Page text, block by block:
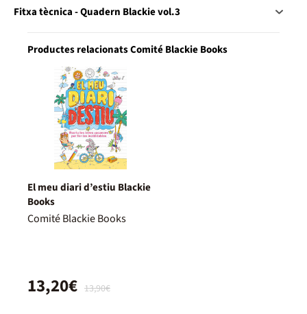
Fitxa tècnica - Quadern Blackie vol.3
Productes relacionats Comité Blackie Books
El meu diari d’estiu Blackie
Books
Comité Blackie Books
13,90€
13,20€